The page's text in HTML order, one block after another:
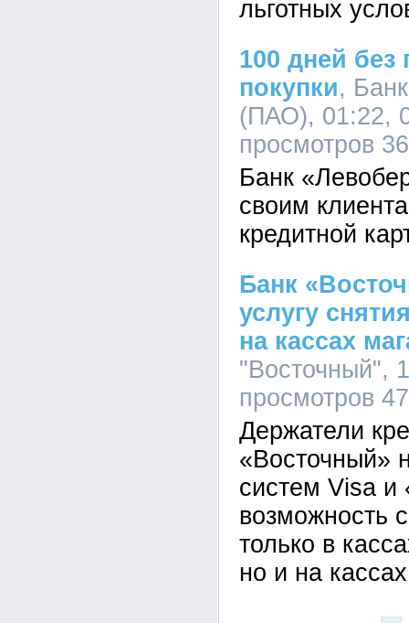
льготных
100 дней
покупки,
(ПАО), 01:22,
просмотров
Банк
своим
кредитной
Банк
услугу
на кассах
"Восточный",
просмотров
Держатели
«Восточный»
систем Visa и
возможность
только в
но и на